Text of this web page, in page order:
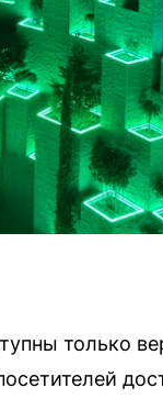
только